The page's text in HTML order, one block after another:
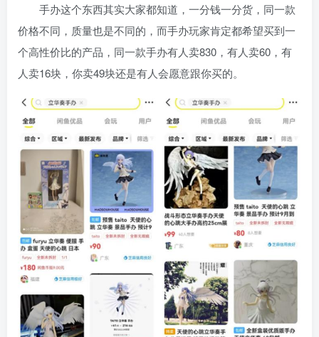
手办这个东西其实大家都知道，一分钱一分货，同一款
价格不同，质量也是不同的，而手办玩家肯定都希望买到一
个高性价比的产品，同一款手办有人卖830，有人卖60，有
人卖16块，你卖49块还是有人会愿意跟你买的。